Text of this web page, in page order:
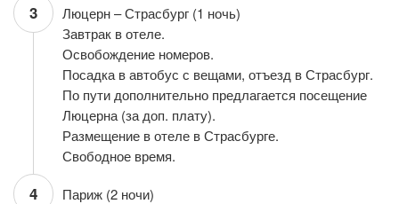
3
Люцерн – Страсбург (1 ночь)
Завтрак в отеле.
Освобождение номеров.
Посадка в автобус с вещами, отъезд в Страсбург.
По пути дополнительно предлагается посещение
Люцерна (за доп. плату).
Размещение в отеле в Страсбурге.
Свободное время.
4
Париж (2 ночи)